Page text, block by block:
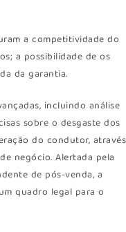
a competitividade do
a possibilidade de os
da garantia.
incluindo análise
sobre o desgaste dos
do condutor, através
negócio. Alertada pela
de pós-venda, a
quadro legal para o